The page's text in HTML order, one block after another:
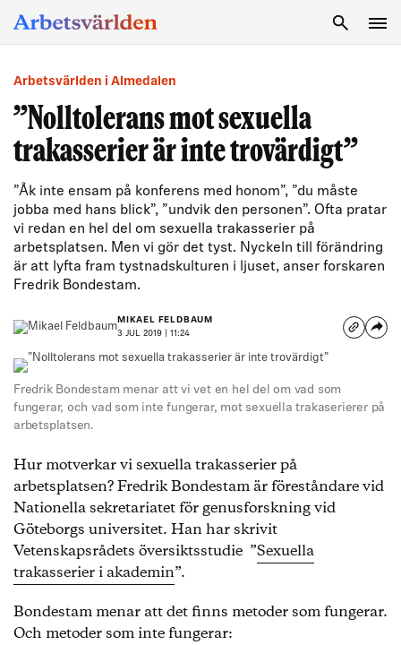
Arbetsvärlden i Almedalen
”Nolltolerans mot sexuella
trakasserier är inte trovärdigt”
”Åk inte ensam på konferens med honom”, ”du måste
jobba med hans blick”, ”undvik den personen”. Ofta pratar
vi redan en hel del om sexuella trakasserier på
arbetsplatsen. Men vi gör det tyst. Nyckeln till förändring
är att lyfta fram tystnadskulturen i ljuset, anser forskaren
Fredrik Bondestam.
MIKAEL FELDBAUM
3 JUL 2019 | 11:24
Fredrik Bondestam menar att vi vet en hel del om vad som
fungerar, och vad som inte fungerar, mot sexuella trakaserierer på
arbetsplatsen.
Hur motverkar vi sexuella trakasserier på
arbetsplatsen? Fredrik Bondestam är föreståndare vid
Nationella sekretariatet för genusforskning vid
Göteborgs universitet. Han har skrivit
Vetenskapsrådets översiktsstudie ”Sexuella
trakasserier i akademin”.
Bondestam menar att det finns metoder som fungerar.
Och metoder som inte fungerar: